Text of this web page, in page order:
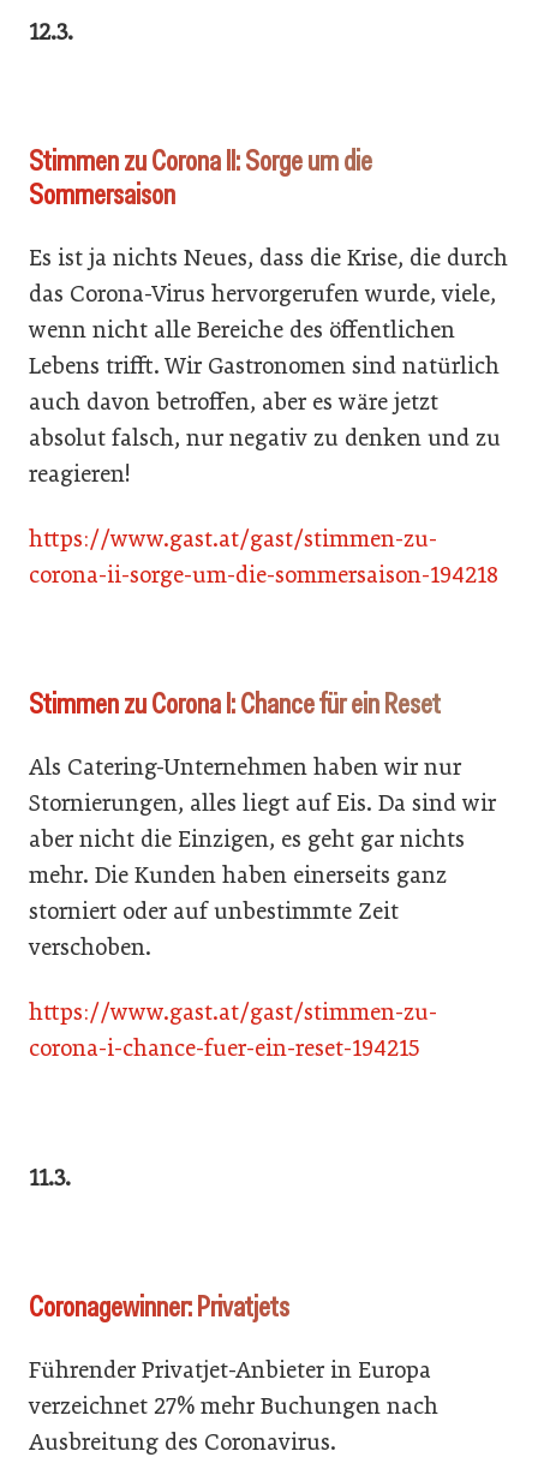
12.3.
Stimmen zu Corona II: Sorge um die
Sommersaison
Es ist ja nichts Neues, dass die Krise, die durch
das Corona-Virus hervorgerufen wurde, viele,
wenn nicht alle Bereiche des öffentlichen
Lebens trifft. Wir Gastronomen sind natürlich
auch davon betroffen, aber es wäre jetzt
absolut falsch, nur negativ zu denken und zu
reagieren!
https://www.gast.at/gast/stimmen-zu-
corona-ii-sorge-um-die-sommersaison-194218
Stimmen zu Corona I: Chance für ein Reset
Als Catering-Unternehmen haben wir nur
Stornierungen, alles liegt auf Eis. Da sind wir
aber nicht die Einzigen, es geht gar nichts
mehr. Die Kunden haben einerseits ganz
storniert oder auf unbestimmte Zeit
verschoben.
https://www.gast.at/gast/stimmen-zu-
corona-i-chance-fuer-ein-reset-194215
11.3.
Coronagewinner: Privatjets
Führender Privatjet-Anbieter in Europa
verzeichnet 27% mehr Buchungen nach
Ausbreitung des Coronavirus.